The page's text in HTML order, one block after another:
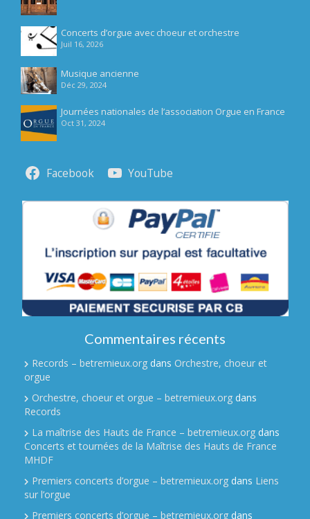
Concerts d’orgue avec choeur et orchestre
Juil 16, 2026
Musique ancienne
Déc 29, 2024
Journées nationales de l’association Orgue en France
Oct 31, 2024
Facebook YouTube
Commentaires récents
Records – betremieux.org dans Orchestre, choeur et
orgue
Orchestre, choeur et orgue – betremieux.org dans
Records
La maîtrise des Hauts de France – betremieux.org dans
Concerts et tournées de la Maîtrise des Hauts de France
MHDF
Premiers concerts d’orgue – betremieux.org dans Liens
sur l’orgue
Premiers concerts d’orgue – betremieux.org dans